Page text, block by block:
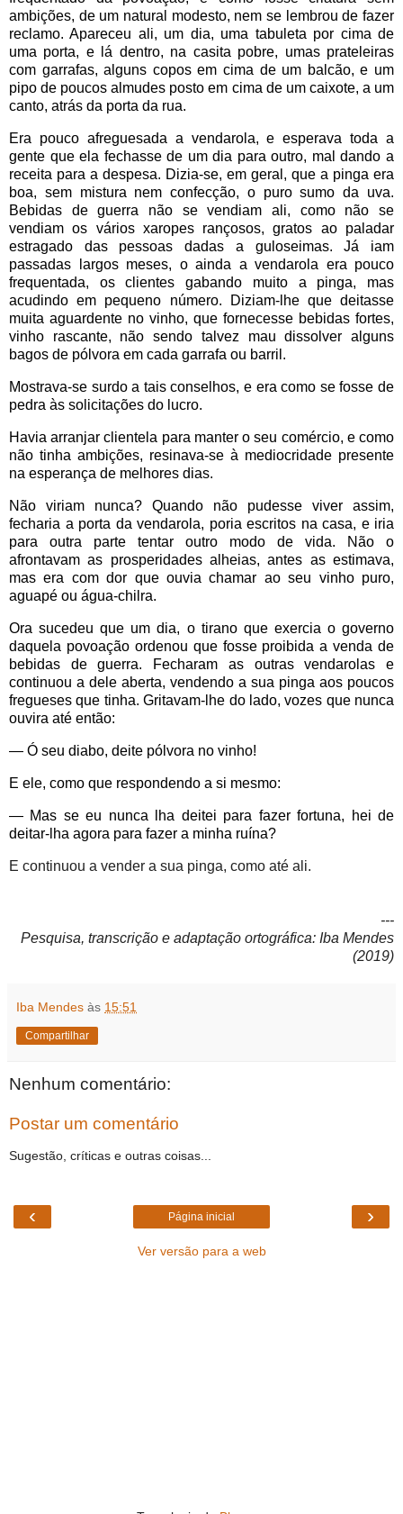
ambições, de um natural modesto, nem se lembrou de fazer
reclamo. Apareceu ali, um dia, uma tabuleta por cima de
uma porta, e lá dentro, na casita pobre, umas prateleiras
com garrafas, alguns copos em cima de um balcão, e um
pipo de poucos almudes posto em cima de um caixote, a um
canto, atrás da porta da rua.
Era pouco afreguesada a vendarola, e esperava toda a
gente que ela fechasse de um dia para outro, mal dando a
receita para a despesa. Dizia-se, em geral, que a pinga era
boa, sem mistura nem confecção, o puro sumo da uva.
Bebidas de guerra não se vendiam ali, como não se
vendiam os vários xaropes rançosos, gratos ao paladar
estragado das pessoas dadas a guloseimas. Já iam
passadas largos meses, o ainda a vendarola era pouco
frequentada, os clientes gabando muito a pinga, mas
acudindo em pequeno número. Diziam-lhe que deitasse
muita aguardente no vinho, que fornecesse bebidas fortes,
vinho rascante, não sendo talvez mau dissolver alguns
bagos de pólvora em cada garrafa ou barril.
Mostrava-se surdo a tais conselhos, e era como se fosse de
pedra às solicitações do lucro.
Havia arranjar clientela para manter o seu comércio, e como
não tinha ambições, resinava-se à mediocridade presente
na esperança de melhores dias.
Não viriam nunca? Quando não pudesse viver assim,
fecharia a porta da vendarola, poria escritos na casa, e iria
para outra parte tentar outro modo de vida. Não o
afrontavam as prosperidades alheias, antes as estimava,
mas era com dor que ouvia chamar ao seu vinho puro,
aguapé ou água-chilra.
Ora sucedeu que um dia, o tirano que exercia o governo
daquela povoação ordenou que fosse proibida a venda de
bebidas de guerra. Fecharam as outras vendarolas e
continuou a dele aberta, vendendo a sua pinga aos poucos
fregueses que tinha. Gritavam-lhe do lado, vozes que nunca
ouvira até então:
— Ó seu diabo, deite pólvora no vinho!
E ele, como que respondendo a si mesmo:
— Mas se eu nunca lha deitei para fazer fortuna, hei de
deitar-lha agora para fazer a minha ruína?
E continuou a vender a sua pinga, como até ali.
---
Pesquisa, transcrição e adaptação ortográfica: Iba Mendes
(2019)
Iba Mendes às 15:51
Compartilhar
Nenhum comentário:
Postar um comentário
Sugestão, críticas e outras coisas...
‹ ›
Página inicial
Ver versão para a web